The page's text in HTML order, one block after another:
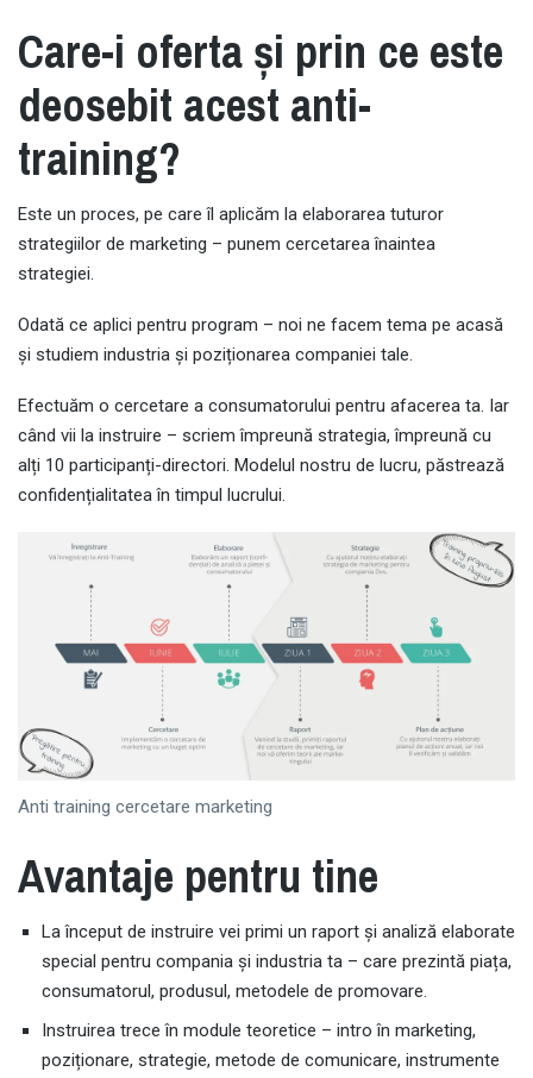
Care-i oferta și prin ce este
deosebit acest anti-
training?
Este un proces, pe care îl aplicăm la elaborarea tuturor
strategiilor de marketing – punem cercetarea înaintea
strategiei.
Odată ce aplici pentru program – noi ne facem tema pe acasă
și studiem industria și poziționarea companiei tale.
Efectuăm o cercetare a consumatorului pentru afacerea ta. Iar
când vii la instruire – scriem împreună strategia, împreună cu
alți 10 participanți-directori. Modelul nostru de lucru, păstrează
confidențialitatea în timpul lucrului.
Anti training cercetare marketing
Avantaje pentru tine
La început de instruire vei primi un raport și analiză elaborate
special pentru compania și industria ta – care prezintă piața,
consumatorul, produsul, metodele de promovare.
Instruirea trece în module teoretice – intro în marketing,
poziționare, strategie, metode de comunicare, instrumente